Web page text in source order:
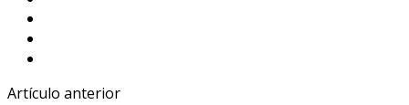
Artículo anterior